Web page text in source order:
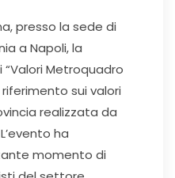
presso la sede di
a Napoli, la
Metroquadro
sui valori
realizzata da
ha
momento di